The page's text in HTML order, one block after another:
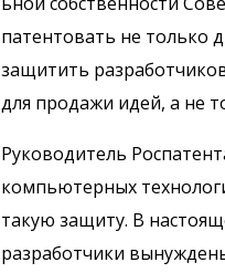
патентовать не только
защитить
для продажи идей, а не
Руководитель
компьютерных
такую защиту. В
разработчики